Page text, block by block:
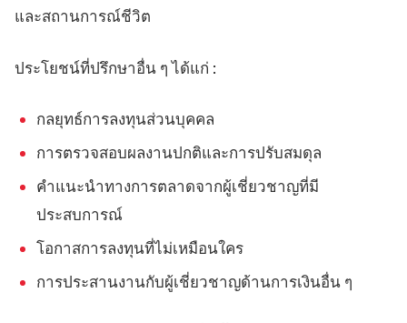
และสถานการณ์ชีวิต
ประโยชน์ที่ปรึกษาอื่น ๆ ได้แก่ :
กลยุทธ์การลงทุนส่วนบุคคล
การตรวจสอบผลงานปกติและการปรับสมดุล
คำแนะนำทางการตลาดจากผู้เชี่ยวชาญที่มี
ประสบการณ์
โอกาสการลงทุนที่ไม่เหมือนใคร
การประสานงานกับผู้เชี่ยวชาญด้านการเงินอื่น ๆ